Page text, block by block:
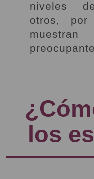
niveles
otros, por
los